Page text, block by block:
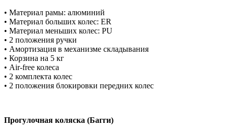
• Материал рамы: алюминий
• Материал больших колес: ER
• Материал меньших колес: PU
• 2 положения ручки
• Амортизация в механизме складывания
• Корзина на 5 кг
• Air-free колеса
• 2 комплекта колес
• 2 положения блокировки передних колес
Прогулочная коляска (Багги)